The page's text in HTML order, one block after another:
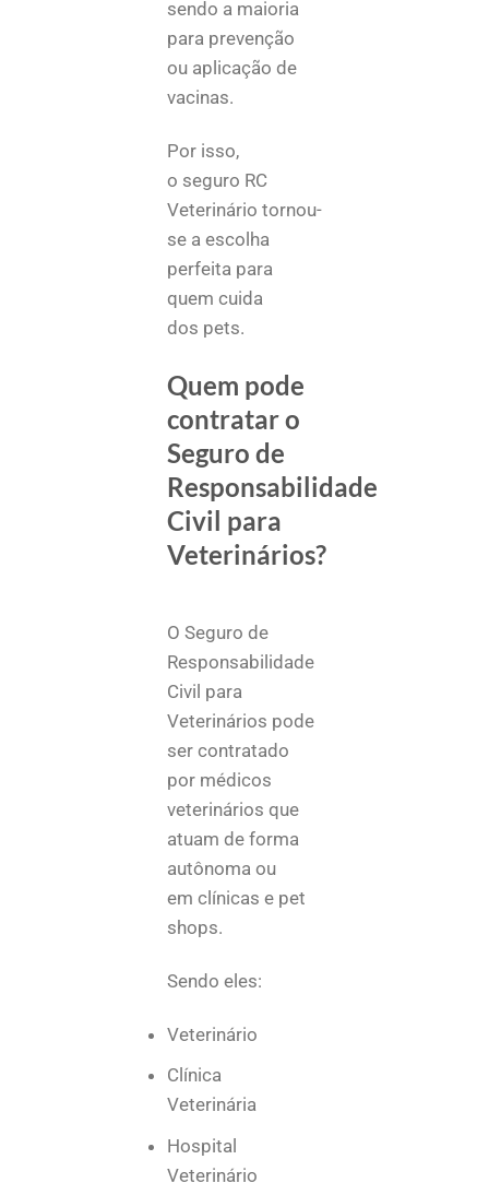
sendo a maioria
para prevenção
ou aplicação de
vacinas.
Por isso,
o seguro RC
Veterinário tornou-
se a escolha
perfeita para
quem cuida
dos pets.
Quem pode
contratar o
Seguro de
Responsabilidade
Civil para
Veterinários?
O Seguro de
Responsabilidade
Civil para
Veterinários pode
ser contratado
por médicos
veterinários que
atuam de forma
autônoma ou
em clínicas e pet
shops.
Sendo eles:
Veterinário
Clínica
Veterinária
Hospital
Veterinário